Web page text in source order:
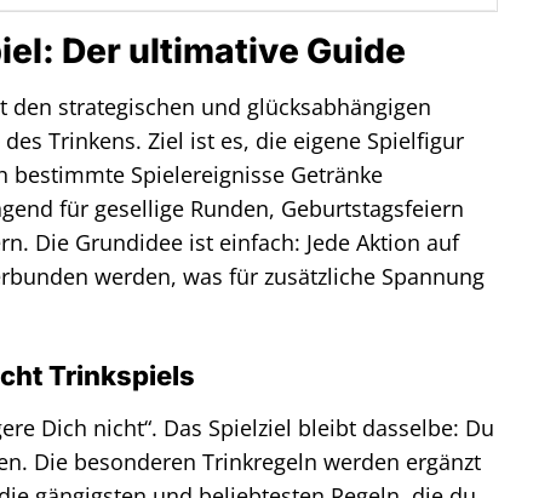
Der ultimative Guide
den strategischen und glücksabhängigen
Trinkens. Ziel ist es, die eigene Spielfigur
bestimmte Spielereignisse Getränke
für gesellige Runden, Geburtstagsfeiern
Die Grundidee ist einfach: Jede Aktion auf
werden, was für zusätzliche Spannung
Trinkspiels
Dich nicht“. Das Spielziel bleibt dasselbe: Du
Die besonderen Trinkregeln werden ergänzt